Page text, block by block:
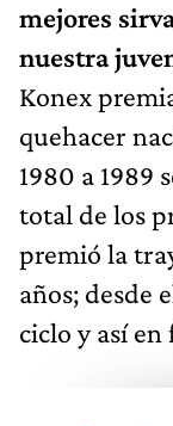
mejores
nuestra
Konex
quehacer
1980 a 1989
total de los
premió la
años; desde
ciclo y así